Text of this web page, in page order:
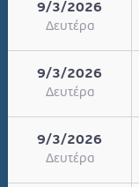
9/3/2026
Δευτέρα
9/3/2026
Δευτέρα
9/3/2026
Δευτέρα